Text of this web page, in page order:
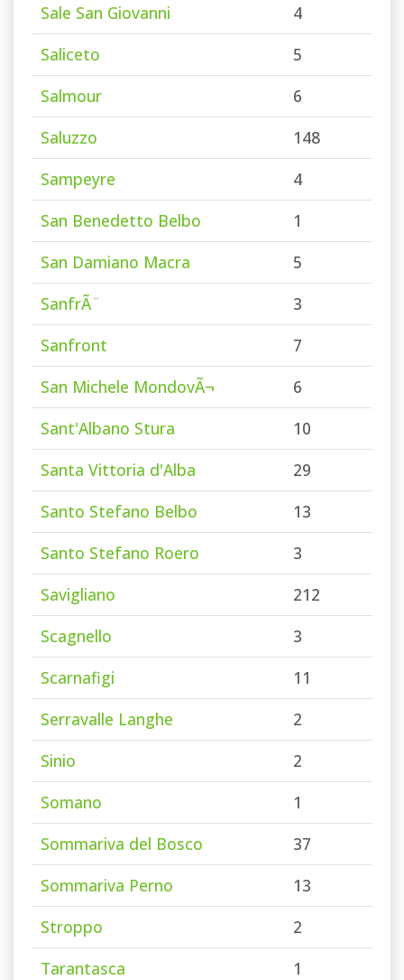
Sale San Giovanni
4
Saliceto
5
Salmour
6
Saluzzo
148
Sampeyre
4
San Benedetto Belbo
1
San Damiano Macra
5
SanfrÃ¨
3
Sanfront
7
San Michele MondovÃ¬
6
Sant'Albano Stura
10
Santa Vittoria d'Alba
29
Santo Stefano Belbo
13
Santo Stefano Roero
3
Savigliano
212
Scagnello
3
Scarnafigi
11
Serravalle Langhe
2
Sinio
2
Somano
1
Sommariva del Bosco
37
Sommariva Perno
13
Stroppo
2
Tarantasca
1